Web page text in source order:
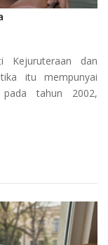
Kejuruteraan dan
itu mempunyai
pada tahun 2002,